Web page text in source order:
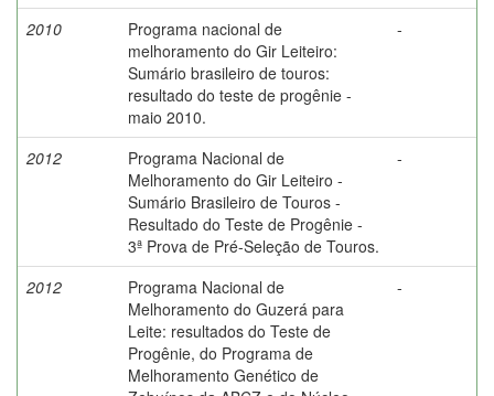
2010
Programa nacional de
melhoramento do Gir Leiteiro:
Sumário brasileiro de touros:
resultado do teste de progênie -
maio 2010.
-
2012
Programa Nacional de
Melhoramento do Gir Leiteiro -
Sumário Brasileiro de Touros -
Resultado do Teste de Progênie -
3ª Prova de Pré-Seleção de Touros.
-
2012
Programa Nacional de
Melhoramento do Guzerá para
Leite: resultados do Teste de
Progênie, do Programa de
Melhoramento Genético de
-